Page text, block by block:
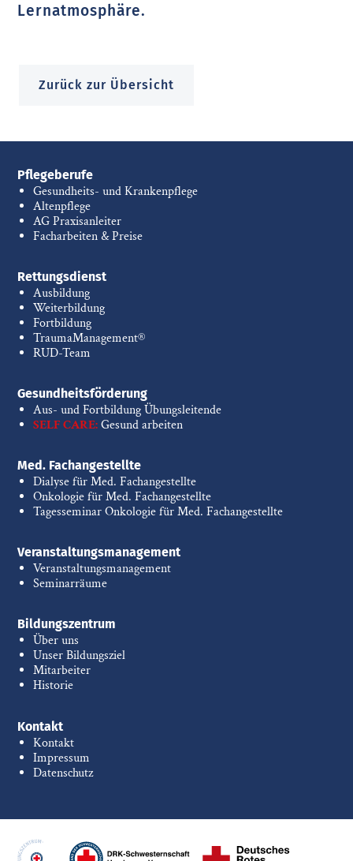
Lernatmosphäre.
Zurück zur Übersicht
Pflegeberufe
Gesundheits- und Krankenpflege
Altenpflege
AG Praxisanleiter
Facharbeiten & Preise
Rettungsdienst
Ausbildung
Weiterbildung
Fortbildung
TraumaManagement®
RUD-Team
Gesundheitsförderung
Aus- und Fortbildung Übungsleitende
SELF CARE:Gesund arbeiten
Med. Fachangestellte
Dialyse für Med. Fachangestellte
Onkologie für Med. Fachangestellte
Tagesseminar Onkologie für Med. Fachangestellte
Veranstaltungsmanagement
Veranstaltungsmanagement
Seminarräume
Bildungszentrum
Über uns
Unser Bildungsziel
Mitarbeiter
Historie
Kontakt
Kontakt
Impressum
Datenschutz